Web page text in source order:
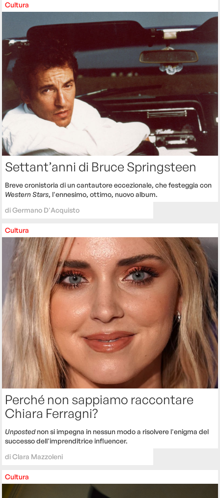
Cultura
Settant’anni di Bruce Springsteen
Breve cronistoria di un cantautore eccezionale, che festeggia con
Western Stars, l'ennesimo, ottimo, nuovo album.
diGermano D'Acquisto
Cultura
Perché non sappiamo raccontare
Chiara Ferragni?
Unpostednon si impegna in nessun modo a risolvere l'enigma del
successo dell'imprenditrice influencer.
diClara Mazzoleni
Cultura